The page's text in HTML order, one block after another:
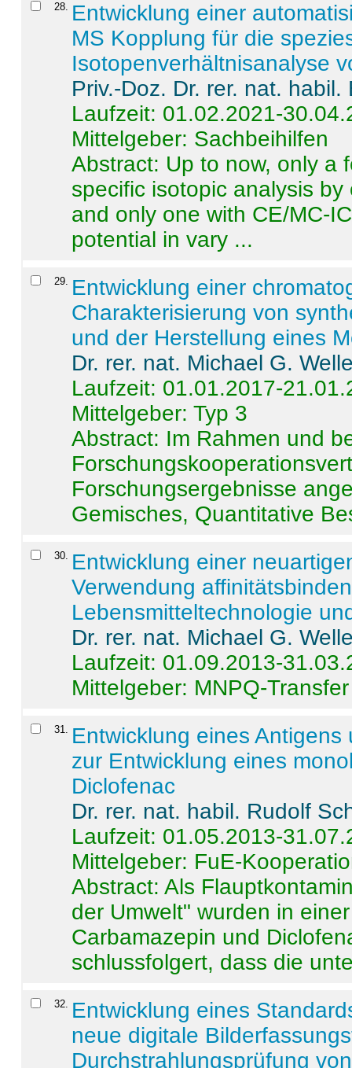
28. Entwicklung einer
MS Kopplung für die
Isotopenverhältnisanalyse
Priv.-Doz. Dr. rer. nat.
Laufzeit: 01.02.2021-
Mittelgeber: Sachbeihilfen
Abstract: Up to now, only a
specific isotopic analysis
and only one with CE/MC-
potential in vary ...
29. Entwicklung einer
Charakterisierung von
und der Herstellung eines
Dr. rer. nat. Michael G.
Laufzeit: 01.01.2017-
Mittelgeber: Typ 3
Abstract: Im Rahmen und
Forschungsergebnisse
Gemisches, Quantitative
30. Entwicklung einer
Verwendung
Lebensmitteltechnologie
Dr. rer. nat. Michael G.
Laufzeit: 01.09.2013-
Mittelgeber: MNPQ-Transfer
31. Entwicklung eines
zur Entwicklung eines
Diclofenac
Dr. rer. nat. habil. Rudolf
Laufzeit: 01.05.2013-
Mittelgeber: FuE-
Abstract:Als
der Umwelt" wurden in
Carbamazepin und
schlussfolgert, dass die
32. Entwicklung eines
neue digitale
Durchstrahlungsprüfung